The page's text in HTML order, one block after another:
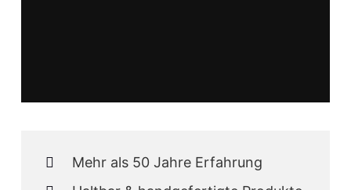
Mehr als 50 Jahre Erfahrung